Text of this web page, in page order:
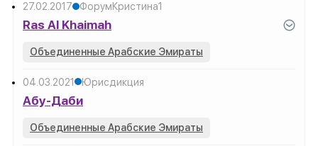
27.02.2017 ФорумКристина1
Ras Al Khaimah
Объединенные Арабские Эмираты
04.03.2021 Юрисдикция
Абу-Даби
Объединенные Арабские Эмираты